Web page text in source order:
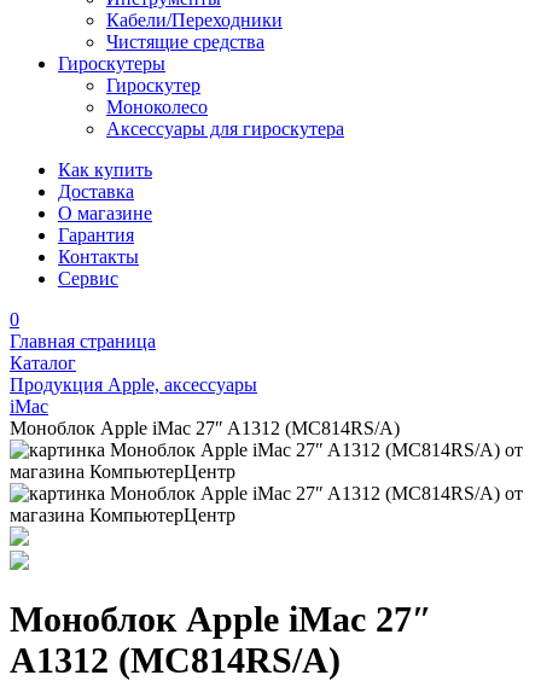
Кабели/Переходники
Чистящие средства
Гироскутеры
Гироскутер
Моноколесо
Аксессуары для гироскутера
Как купить
Доставка
О магазине
Гарантия
Контакты
Сервис
0
Главная страница
Каталог
Продукция Apple, аксессуары
iMac
Моноблок Apple iMac 27″ A1312 (MC814RS/A)
Моноблок Apple iMac 27″
A1312 (MC814RS/A)